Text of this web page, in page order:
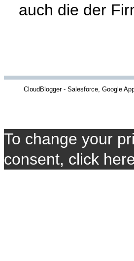
auch die der
CloudBlogger - Salesforce, Google
To change your
consent, click